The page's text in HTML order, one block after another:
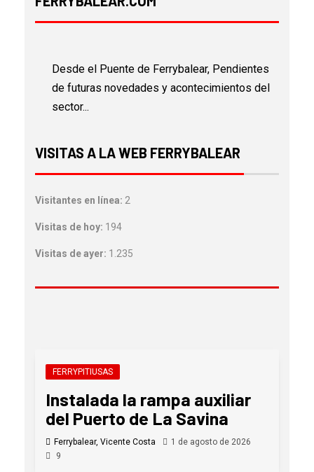
Desde el Puente de Ferrybalear, Pendientes
de futuras novedades y acontecimientos del
sector...
VISITAS A LA WEB FERRYBALEAR
Visitantes en línea: 2
Visitas de hoy: 194
Visitas de ayer: 1.235
FERRYPITIUSAS
Instalada la rampa auxiliar
del Puerto de La Savina
Ferrybalear, Vicente Costa
1 de agosto de 2026
9